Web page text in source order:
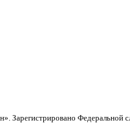
Зарегистрировано